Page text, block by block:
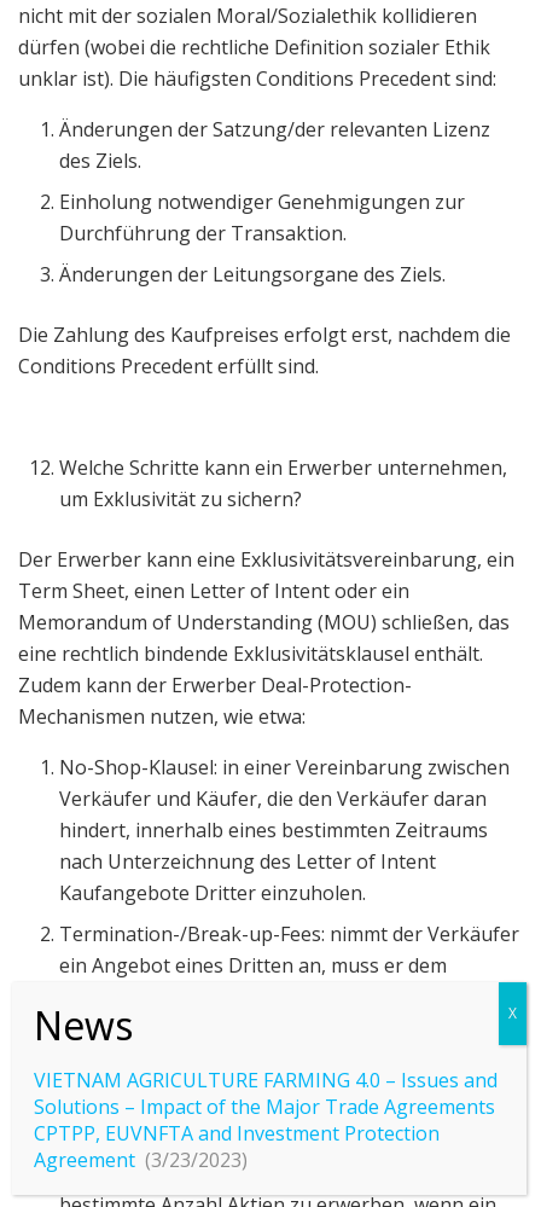
nicht mit der sozialen Moral/Sozialethik kollidieren
dürfen (wobei die rechtliche Definition sozialer Ethik
unklar ist). Die häufigsten Conditions Precedent sind:
Änderungen der Satzung/der relevanten Lizenz
des Ziels.
Einholung notwendiger Genehmigungen zur
Durchführung der Transaktion.
Änderungen der Leitungsorgane des Ziels.
Die Zahlung des Kaufpreises erfolgt erst, nachdem die
Conditions Precedent erfüllt sind.
Welche Schritte kann ein Erwerber unternehmen,
um Exklusivität zu sichern?
Der Erwerber kann eine Exklusivitätsvereinbarung, ein
Term Sheet, einen Letter of Intent oder ein
Memorandum of Understanding (MOU) schließen, das
eine rechtlich bindende Exklusivitätsklausel enthält.
Zudem kann der Erwerber Deal-Protection-
Mechanismen nutzen, wie etwa:
No-Shop-Klausel: in einer Vereinbarung zwischen
Verkäufer und Käufer, die den Verkäufer daran
hindert, innerhalb eines bestimmten Zeitraums
nach Unterzeichnung des Letter of Intent
Kaufangebote Dritter einzuholen.
Termination-/Break-up-Fees: nimmt der Verkäufer
ein Angebot eines Dritten an, muss er dem
Break-up-Fee entspricht.
Lock-ups: dem Käufer wird eine Teilbeteiligung an
Aktien oder wichtigen Vermögenswerten des Ziels
eingeräumt.
Aktienoptionen: erlauben dem Käufer, eine
VIETNAM AGRICULTURE FARMING 4.0 – Issues and
Solutions – Impact of the Major Trade Agreements
CPTPP, EUVNFTA and Investment Protection
Agreement (3/23/2023)